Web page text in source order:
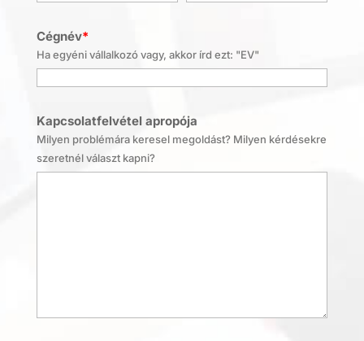
Cégnév*
Ha egyéni vállalkozó vagy, akkor írd ezt: "EV"
Kapcsolatfelvétel apropója
Milyen problémára keresel megoldást? Milyen kérdésekre
szeretnél választ kapni?